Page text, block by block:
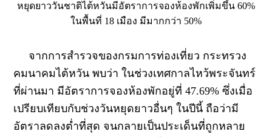
หยุดยาววันชาติไต้หวันมีอัตราการจองห้องพักเพิ่มขึ้น 60%
ในพื้นที่ 18 เมือง มีมากกว่า 50%
จากการสำรวจของกรมการท่องเที่ยว กระทรวง
คมนาคมไต้หวัน พบว่า ในช่วงเทศกาลไหว้พระจันทร์
ที่ผ่านมา มีอัตราการจองห้องพักอยู่ที่ 47.69% ซึ่งเมื่อ
เปรียบเทียบกับช่วงวันหยุดยาวอื่นๆ ในปีนี้ ถือว่ามี
อัตราลดลงต่ำที่สุด จนกลายเป็นประเด็นที่ถูกหลาย